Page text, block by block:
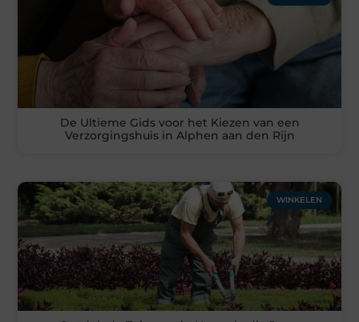
De Ultieme Gids voor het Kiezen van een
Verzorgingshuis in Alphen aan den Rijn
WINKELEN